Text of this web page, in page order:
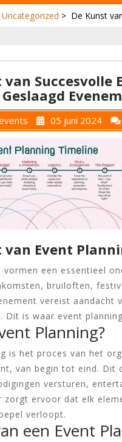
Uncategorized > De Kunst
van Succesvolle
05 juni 2024
van Event
vormen een essentieel
bruiloften,
vereist
Dit is waar event
Planning?
is het proces van het
van begin tot eind.
versturen,
zorgt ervoor dat elk
verloopt.
een Event